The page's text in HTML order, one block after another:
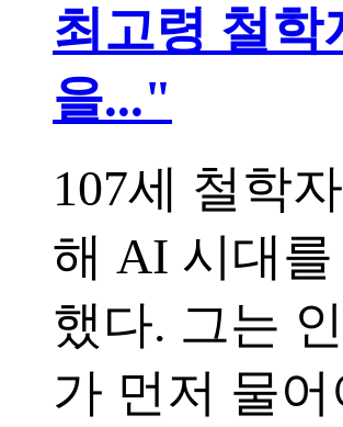
최고령 철
을..."
107세 철학
해 AI 시대
했다. 그는
가 먼저 물